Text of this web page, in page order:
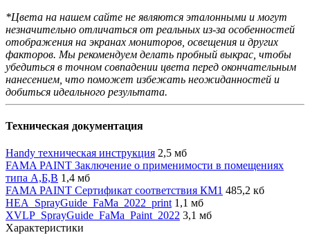
*Цвета на нашем сайте не являются эталонными и могут
незначительно отличаться от реальных из-за особенностей
отображения на экранах мониторов, освещения и других
факторов. Мы рекомендуем делать пробный выкрас, чтобы
убедиться в точном совпадении цвета перед окончательным
нанесением, что поможет избежать неожиданностей и
добиться идеального результата.
Техническая документация
Handy техническая инструкция 2,5 мб
FAMA PAINT Заключение о применимости в помещениях
типа А,Б,В 1,4 мб
FAMA PAINT Сертификат соответствия КМ1 485,2 кб
HEA_SprayGuide_FaMa_2022_print 1,1 мб
XVLP_SprayGuide_FaMa_Paint_2022 3,1 мб
Характеристики